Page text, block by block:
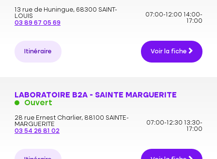
13 rue de Huningue, 68300 SAINT-
LOUIS
03 89 67 05 69
07:00-12:00
14:00-
17:00
Itinéraire Voir la fiche
LABORATOIRE B2A - SAINTE MARGUERITE
Ouvert
28 rue Ernest Charlier, 88100 SAINTE-
MARGUERITE
03 54 26 81 02
07:00-12:30
13:30-
17:00